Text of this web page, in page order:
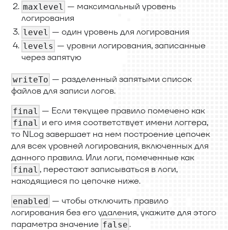
maxlevel — максимальный уровень
логирования
level — один уровень для логирования
levels — уровни логирования, записанные
через запятую
writeTo — разделенный запятыми список
файлов для записи логов.
final — Если текущее правило помечено как
final и его имя соответствует имени логгера,
то NLog завершает на нем построение цепочек
для всех уровней логирования, включенных для
данного правила. Или логи, помеченные как
final , перестают записываться в логи,
находящиеся по цепочке ниже.
enabled — чтобы отключить правило
логирования без его удаления, укажите для этого
параметра значение false .